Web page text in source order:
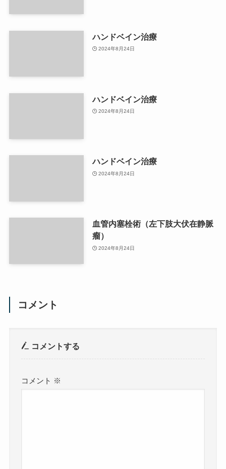
ハンドベイン治療
2024年8月24日
ハンドベイン治療
2024年8月24日
ハンドベイン治療
2024年8月24日
血管内塞栓術（左下肢大伏在静脈
瘤）
2024年8月24日
コメント
コメントする
コメント ※